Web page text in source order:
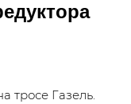
тросе Газель.